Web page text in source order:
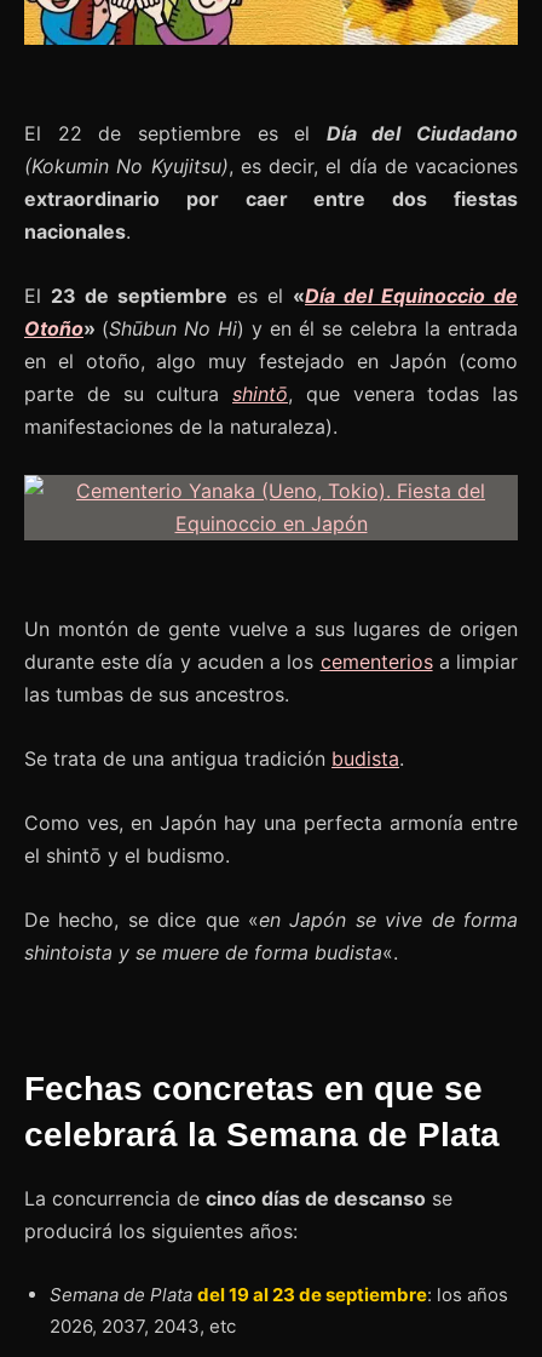
El 22 de septiembre es el Día del Ciudadano
(Kokumin No Kyujitsu), es decir, el día de vacaciones
extraordinario por caer entre dos fiestas
nacionales.
El 23 de septiembre es el «Día del Equinoccio de
Otoño» (Shūbun No Hi) y en él se celebra la entrada
en el otoño, algo muy festejado en Japón (como
parte de su cultura shintō, que venera todas las
manifestaciones de la naturaleza).
Un montón de gente vuelve a sus lugares de origen
durante este día y acuden a los cementeriosa limpiar
las tumbas de sus ancestros.
Se trata de una antigua tradición budista.
Como ves, en Japón hay una perfecta armonía entre
el shintō y el budismo.
De hecho, se dice que «en Japón se vive de forma
shintoista y se muere de forma budista«.
Fechas concretas en que se
celebrará la Semana de Plata
La concurrencia de cinco días de descanso se
producirá los siguientes años:
Semana de Plata del 19 al 23 de septiembre: los años
2026, 2037, 2043, etc